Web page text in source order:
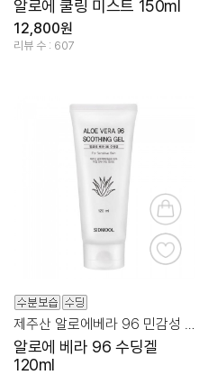
알로에 쿨링 미스트 150ml
12,800원
리뷰 수 : 607
알로에 베라 96 수딩겔
120ml